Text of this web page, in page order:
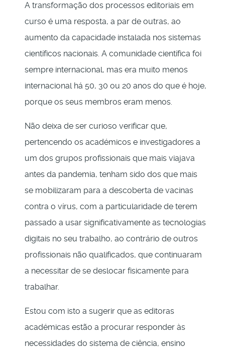
A transformação dos processos editoriais em
curso é uma resposta, a par de outras, ao
aumento da capacidade instalada nos sistemas
científicos nacionais. A comunidade científica foi
sempre internacional, mas era muito menos
internacional há 50, 30 ou 20 anos do que é hoje,
porque os seus membros eram menos.
Não deixa de ser curioso verificar que,
pertencendo os académicos e investigadores a
um dos grupos profissionais que mais viajava
antes da pandemia, tenham sido dos que mais
se mobilizaram para a descoberta de vacinas
contra o vírus, com a particularidade de terem
passado a usar significativamente as tecnologias
digitais no seu trabalho, ao contrário de outros
profissionais não qualificados, que continuaram
a necessitar de se deslocar fisicamente para
trabalhar.
Estou com isto a sugerir que as editoras
académicas estão a procurar responder às
necessidades do sistema de ciência, ensino